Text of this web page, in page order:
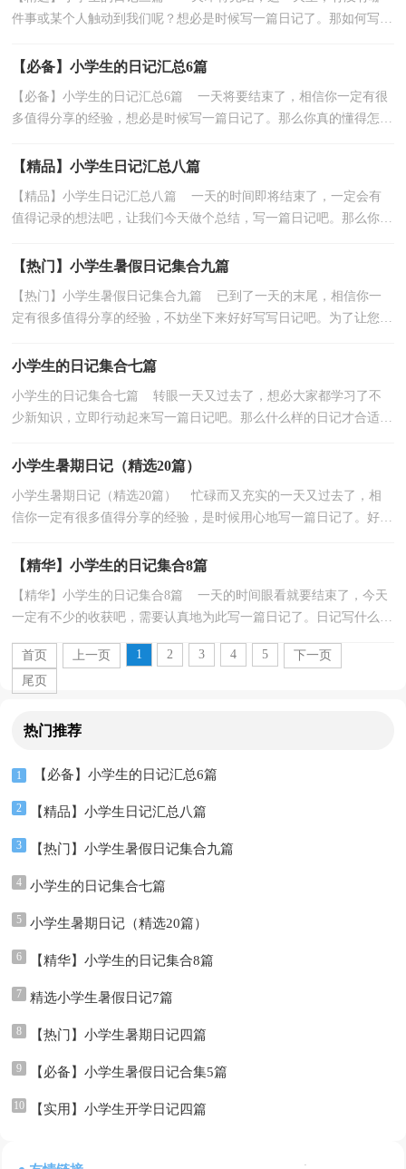
件事或某个人触动到我们呢？想必是时候写一篇日记了。那如何写一
【必备】小学生的日记汇总6篇
【必备】小学生的日记汇总6篇 一天将要结束了，相信你一定有很
多值得分享的经验，想必是时候写一篇日记了。那么你真的懂得怎么
【精品】小学生日记汇总八篇
【精品】小学生日记汇总八篇 一天的时间即将结束了，一定会有
值得记录的想法吧，让我们今天做个总结，写一篇日记吧。那么你真
【热门】小学生暑假日记集合九篇
【热门】小学生暑假日记集合九篇 已到了一天的末尾，相信你一
定有很多值得分享的经验，不妨坐下来好好写写日记吧。为了让您不
小学生的日记集合七篇
小学生的日记集合七篇 转眼一天又过去了，想必大家都学习了不
少新知识，立即行动起来写一篇日记吧。那么什么样的日记才合适
小学生暑期日记（精选20篇）
小学生暑期日记（精选20篇） 忙碌而又充实的一天又过去了，相
信你一定有很多值得分享的经验，是时候用心地写一篇日记了。好的
【精华】小学生的日记集合8篇
【精华】小学生的日记集合8篇 一天的时间眼看就要结束了，今天
一定有不少的收获吧，需要认真地为此写一篇日记了。日记写什么内
首页
上一页 1 2 3 4 5
下一页
尾页
热门推荐
1 【必备】小学生的日记汇总6篇
2 【精品】小学生日记汇总八篇
3 【热门】小学生暑假日记集合九篇
4 小学生的日记集合七篇
5 小学生暑期日记（精选20篇）
6 【精华】小学生的日记集合8篇
7 精选小学生暑假日记7篇
8 【热门】小学生暑期日记四篇
9 【必备】小学生暑假日记合集5篇
10 【实用】小学生开学日记四篇